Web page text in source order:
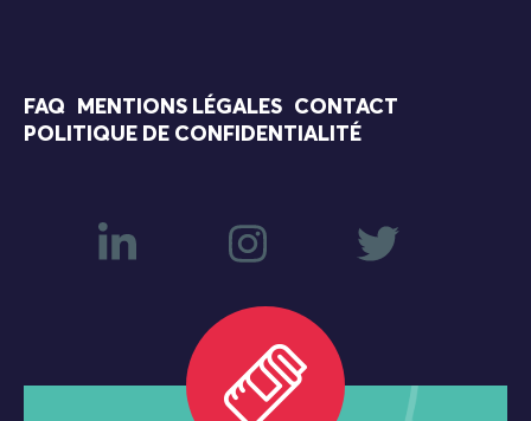
FAQ MENTIONS LÉGALES
CONTACT
POLITIQUE DE CONFIDENTIALITÉ